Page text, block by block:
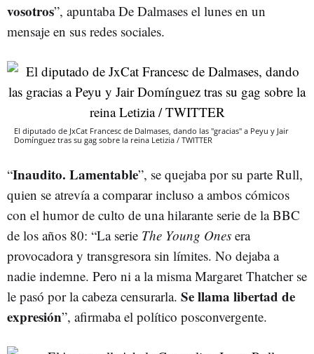
vosotros”, apuntaba De Dalmases el lunes en un
mensaje en sus redes sociales.
El diputado de JxCat Francesc de Dalmases, dando las "gracias" a Peyu y Jair
Domínguez tras su gag sobre la reina Letizia / TWITTER
“Inaudito. Lamentable”, se quejaba por su parte Rull,
quien se atrevía a comparar incluso a ambos cómicos
con el humor de culto de una hilarante serie de la BBC
de los años 80: “La serie The Young Ones era
provocadora y transgresora sin límites. No dejaba a
nadie indemne. Pero ni a la misma Margaret Thatcher se
le pasó por la cabeza censurarla. Se llama libertad de
expresión”, afirmaba el político posconvergente.